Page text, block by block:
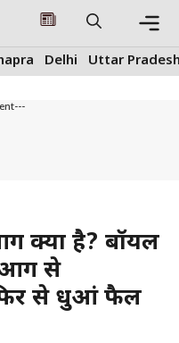
Delhi Uttar
क्या है? बॉयल
आग से
फिर से धुआं फैल